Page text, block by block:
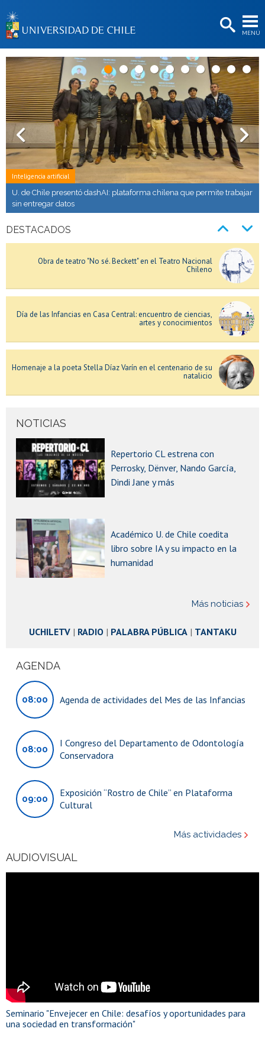
MENÚ
BIBLIOTECAS
LA UNIVERSIDAD
Postulantes
Estudiantes
Académicas/os
Funcionarias/os
Egresadas/os
Universidad de Chile
U. de Chile presentó dashAI: plataforma chilena que permite trabajar
sin entregar datos
Inteligencia artificial
DESTACADOS
Concierto "Impresiones francesas" con la dirección de Pascal
Gallois en la Gran Sala Sinfónica Nacional
Lanzamiento del sitio web "Los viajes de Gabriela"
Sistema de Ingreso Prioritario de Equidad Educativa (SIPEE):
postulaciones abiertas
Obra de teatro "No sé. Beckett" en el Teatro Nacional
Chileno
Día de las Infancias en Casa Central: encuentro de ciencias,
artes y conocimientos
Homenaje a la poeta Stella Díaz Varín en el centenario de su
natalicio
Concierto "Impresiones francesas" con la dirección de Pascal
Lanzamiento del sitio web "Los viajes de Gabriela"
Sistema de Ingreso Prioritario de Equidad Educativa (SIPEE):
postulaciones abiertas
Obra de teatro "No sé. Beckett" en el Teatro Nacional
Día de las Infancias en Casa Central: encuentro de ciencias,
Homenaje a la poeta Stella Díaz Varín en el centenario de su
natalicio
NOTICIAS
Repertorio CL estrena con
Perrosky, Dënver, Nando García,
Dindi Jane y más
Académico U. de Chile coedita
libro sobre IA y su impacto en la
humanidad
UCHILETV| RADIO| PALABRA PÚBLICA| TANTAKU
Más noticias
AGENDA
08:00 Agenda de actividades del Mes de las Infancias
08:00
I Congreso del Departamento de Odontología
Conservadora
09:00
Exposición “Rostro de Chile” en Plataforma
Cultural
Más actividades
AUDIOVISUAL
Seminario "Envejecer en Chile: desafíos y oportunidades para
una sociedad en transformación"